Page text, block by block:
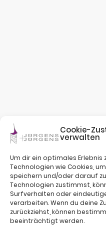
Cookie-
verwalten
Um dir ein optimales Erlebnis
Technologien wie Cookies,
speichern und/oder darauf
Technologien zustimmst,
Surfverhalten oder
verarbeiten. Wenn du deine
zurückziehst, können
beeinträchtigt werden.